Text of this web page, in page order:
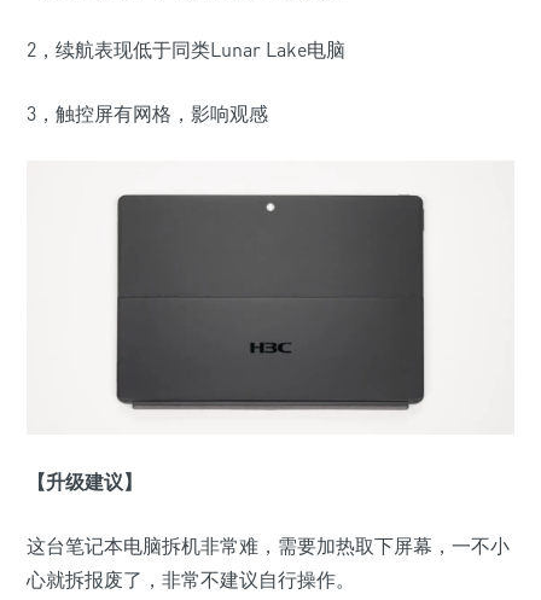
2 ，续航表现低于同类Lunar Lake电脑
3 ，触控屏有网格，影响观感
【升级建议】
这台笔记本电脑拆机非常难，需要加热取下屏幕，一不小
心就拆报废了，非常不建议自行操作。